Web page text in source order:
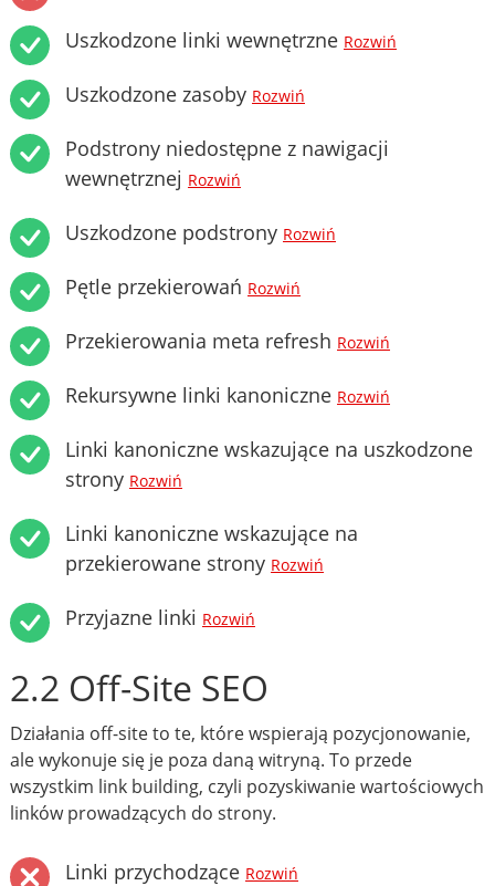
Uszkodzone linki wewnętrzne Rozwiń
Uszkodzone zasoby Rozwiń
Podstrony niedostępne z nawigacji
wewnętrznej Rozwiń
Uszkodzone podstrony Rozwiń
Pętle przekierowań Rozwiń
Przekierowania meta refresh Rozwiń
Rekursywne linki kanoniczne Rozwiń
Linki kanoniczne wskazujące na uszkodzone
strony Rozwiń
Linki kanoniczne wskazujące na
przekierowane strony Rozwiń
Przyjazne linki Rozwiń
2.2 Off-Site SEO
Działania off-site to te, które wspierają pozycjonowanie,
ale wykonuje się je poza daną witryną. To przede
wszystkim link building, czyli pozyskiwanie wartościowych
linków prowadzących do strony.
Linki przychodzące Rozwiń